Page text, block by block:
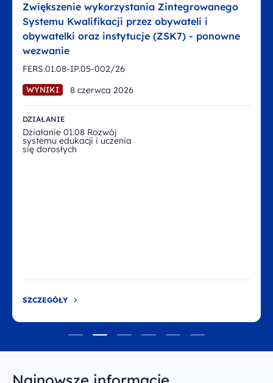
Zwiększenie wykorzystania Zintegrowanego
Systemu Kwalifikacji przez obywateli i
obywatelki oraz instytucje (ZSK7) - ponowne
wezwanie
FERS.01.08-IP.05-002/26
WYNIKI 8 czerwca 2026
DZIAŁANIE
Działanie 01.08 Rozwój
systemu edukacji i uczenia
się dorosłych
SZCZEGÓŁY